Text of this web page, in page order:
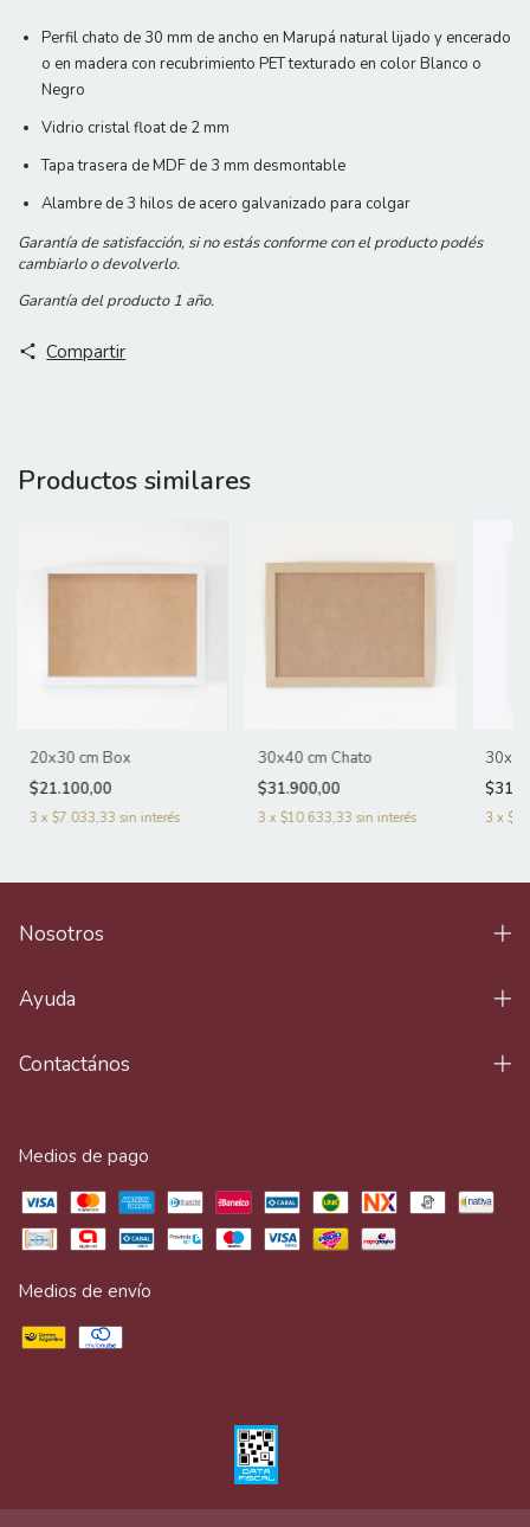
Perfil chato de 30 mm de ancho en Marupá natural lijado y encerado
o en madera con recubrimiento PET texturado en color Blanco o
Negro
Vidrio cristal float de 2 mm
Tapa trasera de MDF de 3 mm desmontable
Alambre de 3 hilos de acero galvanizado para colgar
Garantía de satisfacción, si no estás conforme con el producto podés
cambiarlo o devolverlo.
Garantía del producto 1 año.
Compartir
Productos similares
20x30 cm Box
$21.100,00
3 x $7.033,33 sin interés
30x40 cm Chato
$31.900,00
3 x $10.633,33 sin interés 3 x
Nosotros
Ayuda
Contactános
Medios de pago
Medios de envío